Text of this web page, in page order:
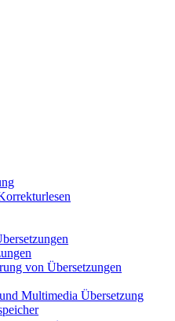
von Übersetzungen
Multimedia Übersetzung